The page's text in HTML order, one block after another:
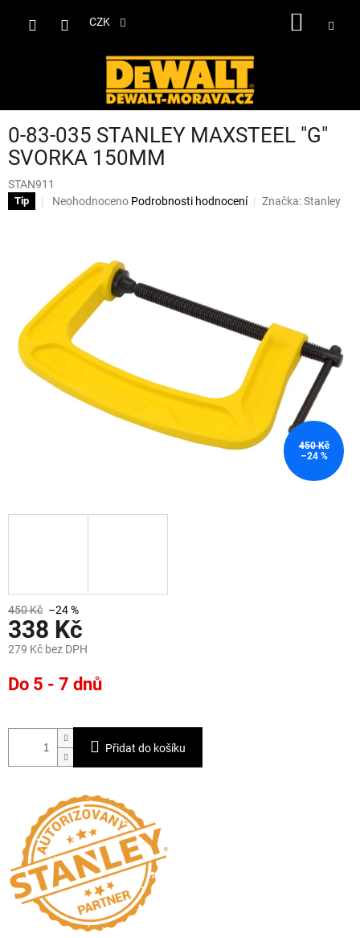
CZK
0-83-035 STANLEY MAXSTEEL "G"
SVORKA 150MM
STAN911
Tip
Průměrné
5
hvězdiček.
Neohodnoceno Podrobnosti hodnocení Značka:Stanley
450 Kč
–24 %
450 Kč –24 %
338 Kč
279 Kč bez DPH
cena:
Do 5 - 7 dnů
Přidat do košíku